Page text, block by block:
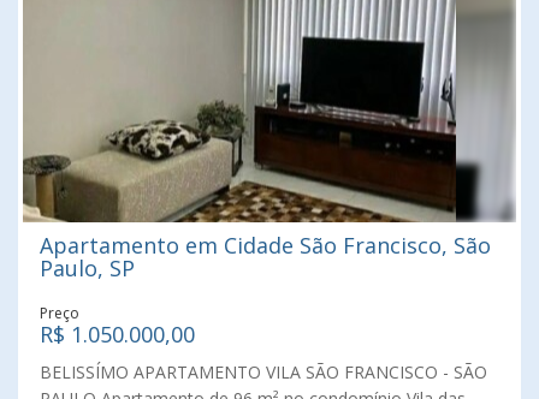
Apartamento em Cidade São Francisco, São
Paulo, SP
Preço
R$ 1.050.000,00
BELISSÍMO APARTAMENTO VILA SÃO FRANCISCO - SÃO